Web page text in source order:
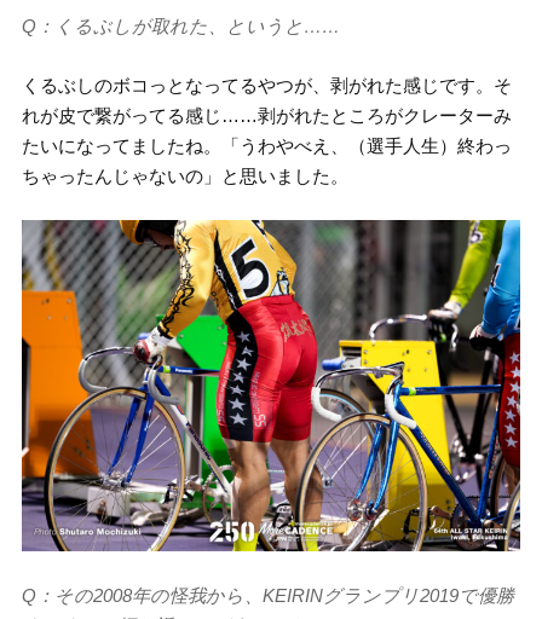
Q：くるぶしが取れた、というと……
くるぶしのボコっとなってるやつが、剥がれた感じです。そ
れが皮で繋がってる感じ……剥がれたところがクレーターみ
たいになってましたね。「うわやべえ、（選手人生）終わっ
ちゃったんじゃないの」と思いました。
Q：その2008年の怪我から、KEIRINグランプリ2019で優勝